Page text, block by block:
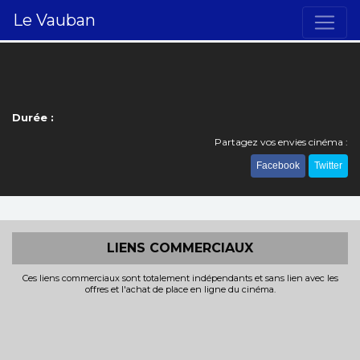
Le Vauban
Durée :
Partagez vos envies cinéma :
Facebook Twitter
LIENS COMMERCIAUX
Ces liens commerciaux sont totalement indépendants et sans lien avec les
offres et l'achat de place en ligne du cinéma.